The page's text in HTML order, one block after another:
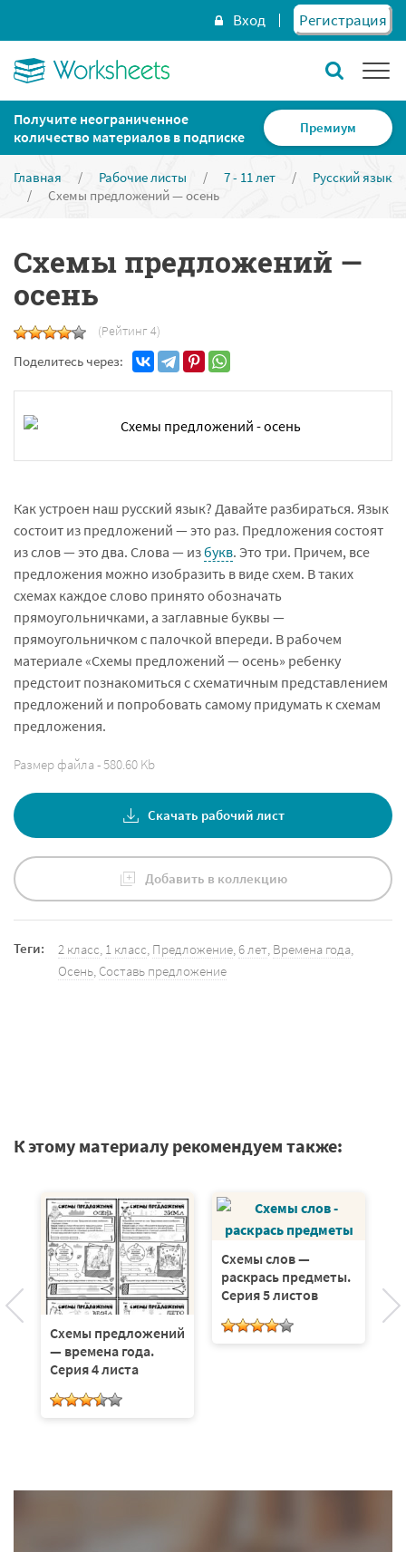
Вход Регистрация
Получите неограниченное
количество материалов в подписке
Премиум
Главная / Рабочие листы / 7 - 11 лет /
Русский язык
/
Схемы предложений — осень
Схемы предложений —
осень
(Рейтинг 4)
Поделитесь через:
Как устроен наш русский язык? Давайте разбираться. Язык
состоит из предложений — это раз. Предложения состоят
из слов — это два. Слова — избукв. Это три. Причем, все
предложения можно изобразить в виде схем. В таких
схемах каждое слово принято обозначать
прямоугольничками, а заглавные буквы —
прямоугольничком с палочкой впереди. В рабочем
материале «Схемы предложений — осень» ребенку
предстоит познакомиться с схематичным представлением
предложений и попробовать самому придумать к схемам
предложения.
Размер файла - 580.60 Kb
Скачать рабочий лист
Добавить в коллекцию
Теги: 2 класс, 1 класс, Предложение,6 лет, Времена года,
Осень, Составь предложение
К этому материалу рекомендуем также:
Схемы предложений
— времена года.
Серия 4 листа
Схемы слов —
раскрась предметы.
Серия 5 листов